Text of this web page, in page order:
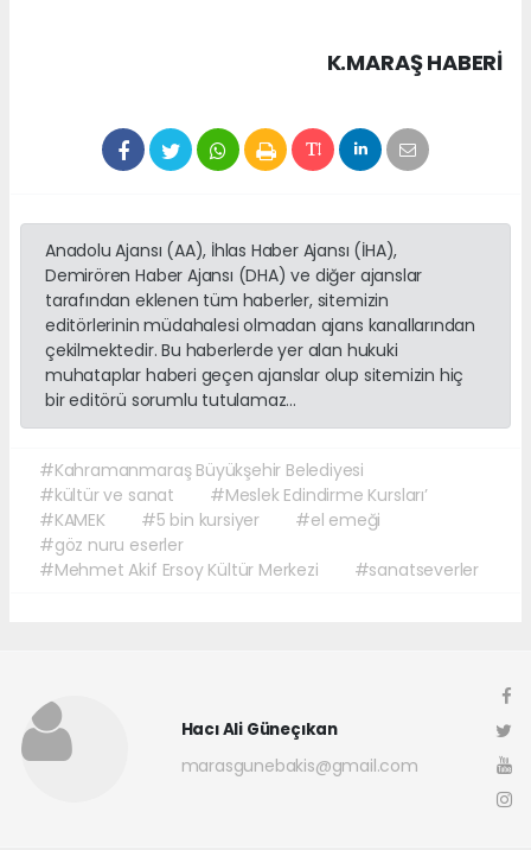
K.MARAŞ HABERİ
Anadolu Ajansı (AA), İhlas Haber Ajansı (İHA),
Demirören Haber Ajansı (DHA) ve diğer ajanslar
tarafından eklenen tüm haberler, sitemizin
editörlerinin müdahalesi olmadan ajans kanallarından
çekilmektedir. Bu haberlerde yer alan hukuki
muhataplar haberi geçen ajanslar olup sitemizin hiç
bir editörü sorumlu tutulamaz...
#Kahramanmaraş Büyükşehir Belediyesi
#kültür ve sanat
#Meslek Edindirme Kursları’
#KAMEK
#5 bin kursiyer
#el emeği
#göz nuru eserler
#Mehmet Akif Ersoy Kültür Merkezi
#sanatseverler
Hacı Ali Güneçıkan
marasgunebakis@gmail.com